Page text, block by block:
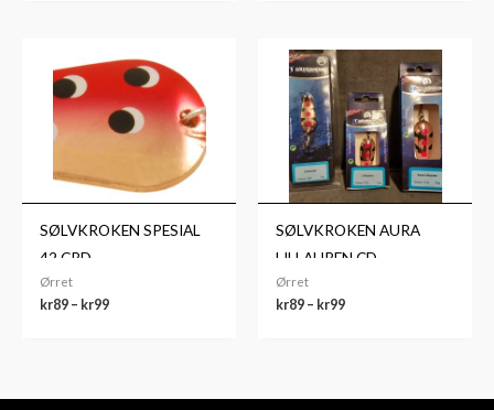
SØLVKROKEN SPESIAL
42 CRD
Ørret
kr89 – kr99
kr89
kr99
SØLVKROKEN AURA
LILLAUREN CD
Ørret
kr89 – kr99
Prisområde:
kr99